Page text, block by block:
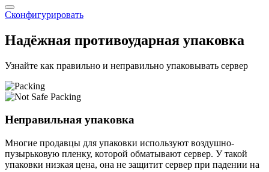
Сконфигурировать
Надёжная противоударная упаковка
Узнайте как правильно и неправильно упаковывать сервер
Неправильная упаковка
Многие продавцы для упаковки используют воздушно-
пузырьковую пленку, которой обматывают сервер. У такой
упаковки низкая цена, она не защитит сервер при падении на